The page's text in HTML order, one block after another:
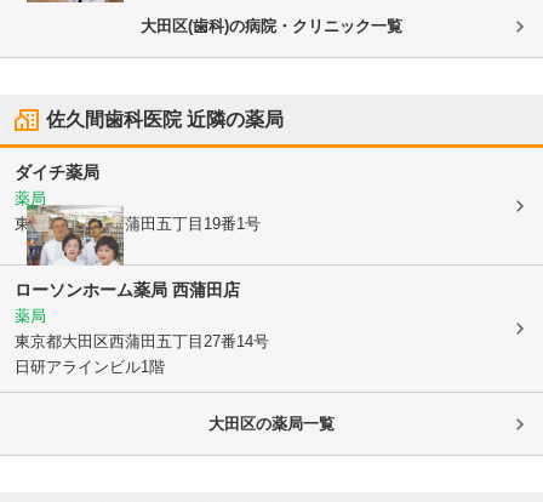
大田区(歯科)の病院・クリニック一覧
佐久間歯科医院近隣の薬局
ダイチ薬局
薬局
東京都大田区西蒲田五丁目19番1号
ローソンホーム薬局 西蒲田店
薬局
東京都大田区西蒲田五丁目27番14号
日研アラインビル1階
大田区の薬局一覧